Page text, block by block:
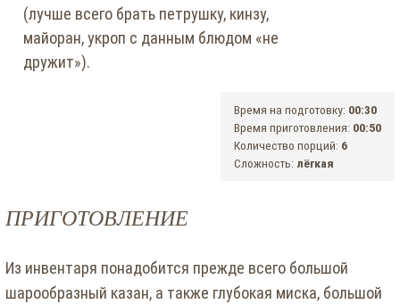
(лучше всего брать петрушку, кинзу,
майоран, укроп с данным блюдом «не
дружит»).
Время на подготовку:00:30
Время приготовления:00:50
Количество порций:6
Сложность:лёгкая
ПРИГОТОВЛЕНИЕ
Из инвентаря понадобится прежде всего большой
шарообразный казан, а также глубокая миска, большой